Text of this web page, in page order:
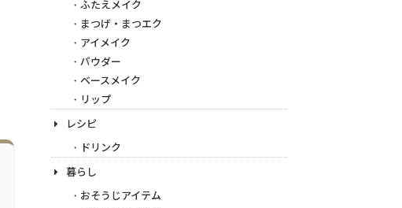
ふたえメイク
まつげ・まつエク
アイメイク
パウダー
ベースメイク
リップ
レシピ
ドリンク
暮らし
おそうじアイテム